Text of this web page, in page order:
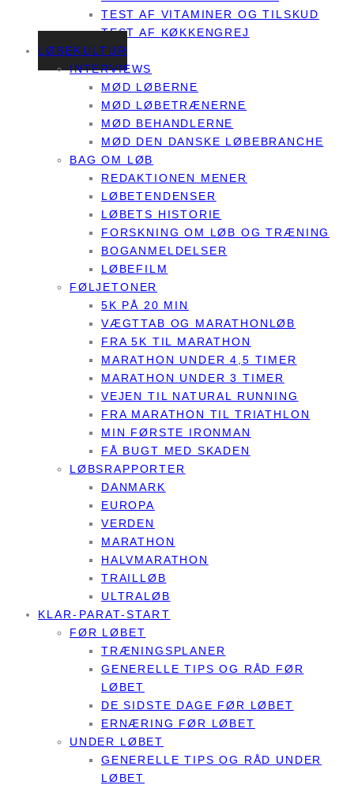
TEST AF VITAMINER OG TILSKUD
TEST AF KØKKENGREJ
LØBEKULTUR
INTERVIEWS
MØD LØBERNE
MØD LØBETRÆNERNE
MØD BEHANDLERNE
MØD DEN DANSKE LØBEBRANCHE
BAG OM LØB
REDAKTIONEN MENER
LØBETENDENSER
LØBETS HISTORIE
FORSKNING OM LØB OG TRÆNING
BOGANMELDELSER
LØBEFILM
FØLJETONER
5K PÅ 20 MIN
VÆGTTAB OG MARATHONLØB
FRA 5K TIL MARATHON
MARATHON UNDER 4,5 TIMER
MARATHON UNDER 3 TIMER
VEJEN TIL NATURAL RUNNING
FRA MARATHON TIL TRIATHLON
MIN FØRSTE IRONMAN
FÅ BUGT MED SKADEN
LØBSRAPPORTER
DANMARK
EUROPA
VERDEN
MARATHON
HALVMARATHON
TRAILLØB
ULTRALØB
KLAR-PARAT-START
FØR LØBET
TRÆNINGSPLANER
GENERELLE TIPS OG RÅD FØR
LØBET
DE SIDSTE DAGE FØR LØBET
ERNÆRING FØR LØBET
UNDER LØBET
GENERELLE TIPS OG RÅD UNDER
LØBET